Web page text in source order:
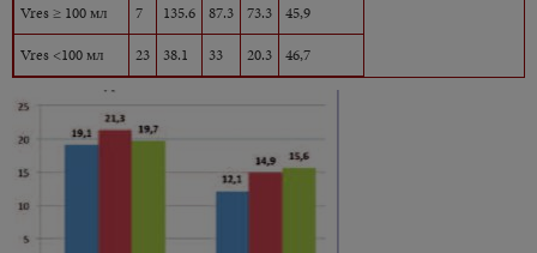
Vres ≥ 100 мл
7 135.6 87.3 73.3
45,9
Vres <100 мл
23 38.1 33 20.3 46,7